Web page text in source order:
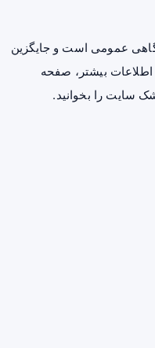
عمومی است و جایگزین
بیشتر، صفحه
سایت را بخوانید.